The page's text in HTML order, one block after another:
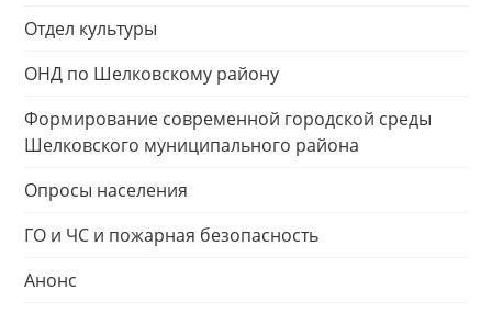
Отдел культуры
ОНД по Шелковскому району
Формирование современной городской среды
Шелковского муниципального района
Опросы населения
ГО и ЧС и пожарная безопасность
Анонс